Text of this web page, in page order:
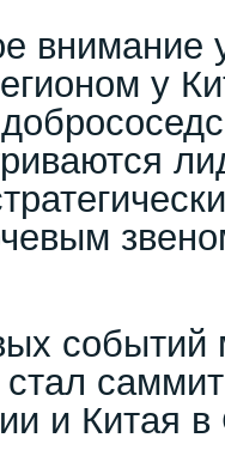
внимание
у
событий
и Китая